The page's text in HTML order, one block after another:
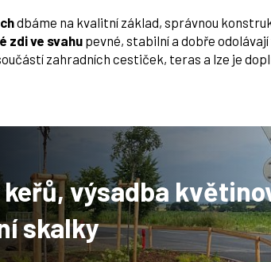
dbáme na kvalitní základ, správnou
zdi ve svahu pevné, stabilní a dobře
zahradních cestiček, teras a lze je
, výsadba
skalky